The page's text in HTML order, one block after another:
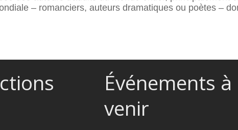
– romanciers, auteurs dramatiques ou poètes –
Événements à
venir